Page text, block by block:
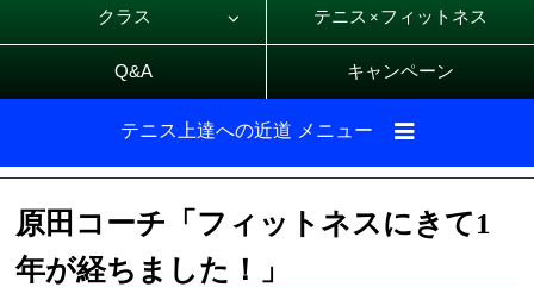
クラス テニス × フィットネス
Q&A キャンペーン
テニス上達への近道 メニュー
原田コーチ「フィットネスにきて1
年が経ちました！」